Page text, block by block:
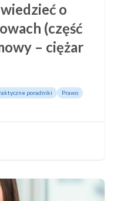
o
(część
– ciężar
poradniki
Prawo